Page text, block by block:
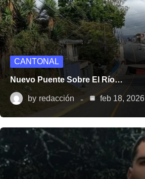
CANTONAL
Nuevo Puente Sobre El Río…
by redacción feb 18, 2026